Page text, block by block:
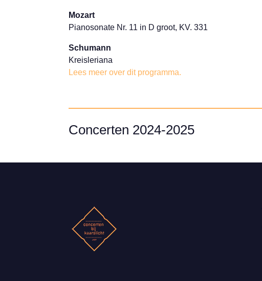
Mozart
Pianosonate Nr. 11 in D groot, KV. 331
Schumann
Kreisleriana
Lees meer over dit programma.
Concerten 2024-2025